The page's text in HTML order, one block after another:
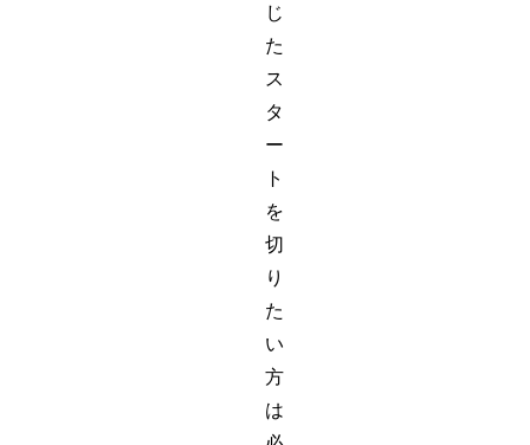
じ
た
ス
タ
ー
ト
を
切
り
た
い
方
は